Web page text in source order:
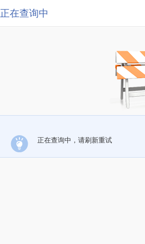
正在查询中
正在查询中，请刷新重试